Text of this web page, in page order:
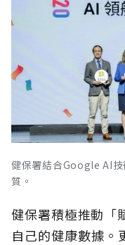
健保署結合Google AI
質。
健保署積極推動「
自己的健康數據。